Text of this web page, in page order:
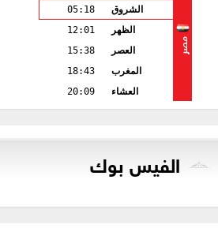
مصر
الشروق
05:18
الظهر
12:01
العصر
15:38
المغرب
18:43
العشاء
20:09
الفيس بوك